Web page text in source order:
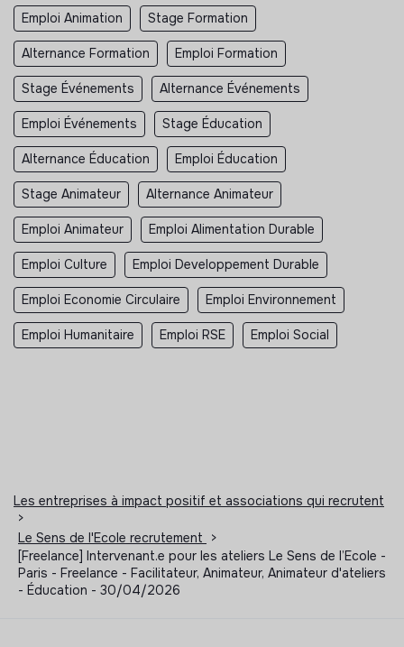
Emploi Animation Stage Formation
Alternance Formation Emploi Formation
Stage Événements Alternance Événements
Emploi Événements Stage Éducation
Alternance Éducation Emploi Éducation
Stage Animateur Alternance Animateur
Emploi Animateur Emploi Alimentation Durable
Emploi Culture Emploi Developpement Durable
Emploi Economie Circulaire Emploi Environnement
Emploi Humanitaire Emploi RSE Emploi Social
Les entreprises à impact positif et associations qui recrutent
>
Le Sens de l'Ecole recrutement
>
[Freelance] Intervenant.e pour les ateliers Le Sens de l’Ecole -
Paris - Freelance - Facilitateur, Animateur, Animateur d'ateliers
- Éducation - 30/04/2026